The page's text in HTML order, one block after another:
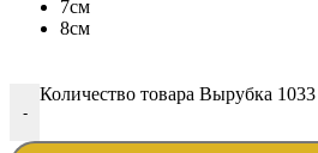
7см
8см
-
Количество товара Вырубка